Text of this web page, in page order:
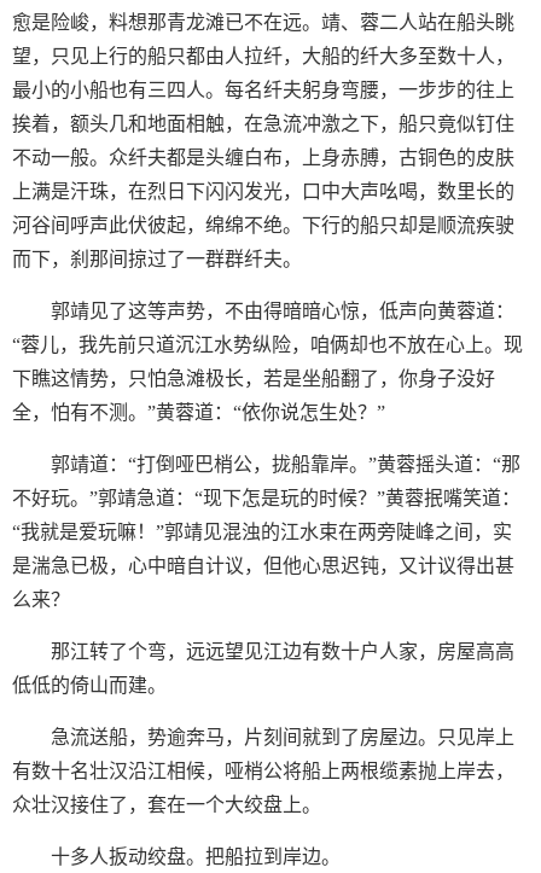
愈是险峻，料想那青龙滩已不在远。靖、蓉二人站在船头眺
望，只见上行的船只都由人拉纤，大船的纤大多至数十人，
最小的小船也有三四人。每名纤夫躬身弯腰，一步步的往上
挨着，额头几和地面相触，在急流冲激之下，船只竟似钉住
不动一般。众纤夫都是头缠白布，上身赤膊，古铜色的皮肤
上满是汗珠，在烈日下闪闪发光，口中大声吆喝，数里长的
河谷间呼声此伏彼起，绵绵不绝。下行的船只却是顺流疾驶
而下，刹那间掠过了一群群纤夫。
郭靖见了这等声势，不由得暗暗心惊，低声向黄蓉道：
“蓉儿，我先前只道沉江水势纵险，咱俩却也不放在心上。现
下瞧这情势，只怕急滩极长，若是坐船翻了，你身子没好
全，怕有不测。”黄蓉道：“依你说怎生处？”
郭靖道：“打倒哑巴梢公，拢船靠岸。”黄蓉摇头道：“那
不好玩。”郭靖急道：“现下怎是玩的时候？”黄蓉抿嘴笑道：
“我就是爱玩嘛！”郭靖见混浊的江水束在两旁陡峰之间，实
是湍急已极，心中暗自计议，但他心思迟钝，又计议得出甚
么来？
那江转了个弯，远远望见江边有数十户人家，房屋高高
低低的倚山而建。
急流送船，势逾奔马，片刻间就到了房屋边。只见岸上
有数十名壮汉沿江相候，哑梢公将船上两根缆素抛上岸去，
众壮汉接住了，套在一个大绞盘上。
十多人扳动绞盘。把船拉到岸边。